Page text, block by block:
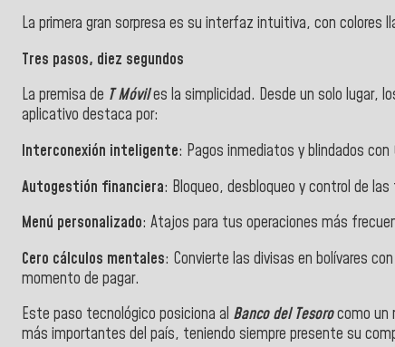
La primera gran sorpresa es su interfaz intuitiva, con colores
Tres pasos, diez segundos
La premisa de T Móviles la simplicidad. Desde un solo lugar,
aplicativo destaca por:
Interconexión inteligente: Pagos inmediatos y blindados con
Autogestión financiera: Bloqueo, desbloqueo y control de
Menú personalizado: Atajos para tus operaciones más
Cero cálculos mentales: Convierte las divisas en bolívares
momento de pagar.
Este paso tecnológico posiciona al Banco del Tesorocomo un
más importantes del país, teniendo siempre presente su